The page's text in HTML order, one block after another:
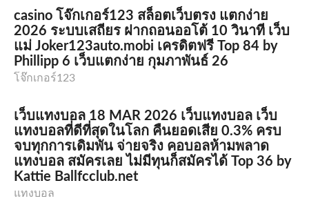
casino โจ๊กเกอร์123 สล็อตเว็บตรง แตกง่าย
2026 ระบบเสถียร ฝากถอนออโต้ 10 วินาที เว็บ
แม่ Joker123auto.mobi เครดิตฟรี Top 84 by
Phillipp 6 เว็บแตกง่าย กุมภาพันธ์ 26
โจ๊กเกอร์123
เว็บแทงบอล 18 MAR 2026 เว็บแทงบอล เว็บ
แทงบอลที่ดีที่สุดในโลก คืนยอดเสีย 0.3% ครบ
จบทุกการเดิมพัน จ่ายจริง คอบอลห้ามพลาด
แทงบอล สมัครเลย ไม่มีทุนก็สมัครได้ Top 36 by
Kattie Ballfcclub.net
แทงบอล